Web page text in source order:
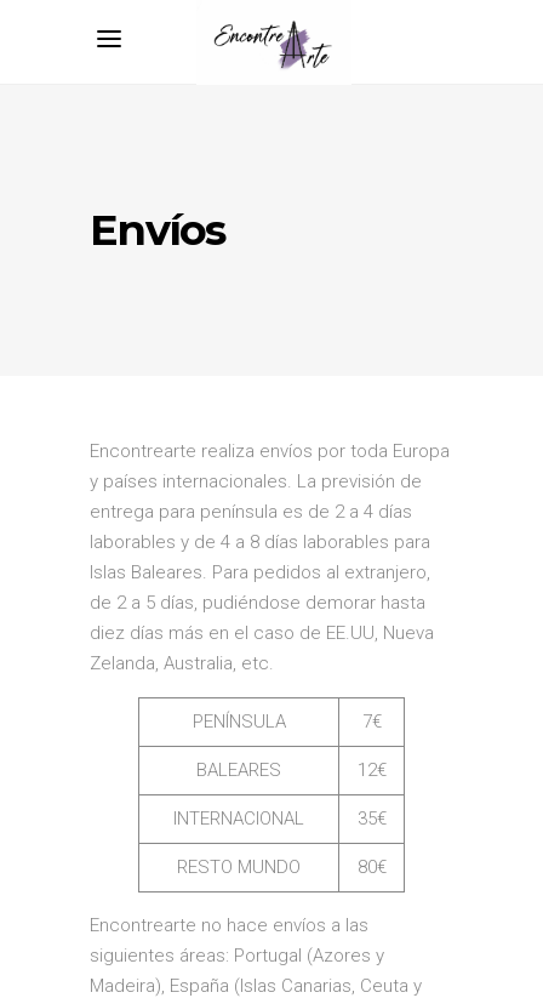
Envíos
Encontrearte realiza envíos por toda Europa
y países internacionales. La previsión de
entrega para península es de 2 a 4 días
laborables y de 4 a 8 días laborables para
Islas Baleares. Para pedidos al extranjero,
de 2 a 5 días, pudiéndose demorar hasta
diez días más en el caso de EE.UU, Nueva
Zelanda, Australia, etc.
PENÍNSULA 7€
BALEARES 12€
INTERNACIONAL 35€
RESTO MUNDO 80€
Encontrearte no hace envíos a las
siguientes áreas: Portugal (Azores y
Madeira), España (Islas Canarias, Ceuta y